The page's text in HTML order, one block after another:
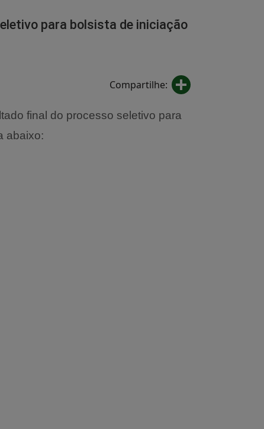
para bolsista de iniciação
Compartilhe:
final do processo seletivo para
abaixo: